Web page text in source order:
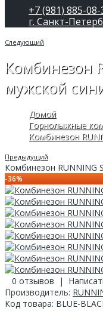
+7 (981) 885-08-
г. Санкт-
Следующий
Комбинезон
мужской
Домой
Горнолыжные
Комбинезон
Предыдущий
Комбинезон RUNNING
-36%
0 отзывов |
Производитель:
Код товара: BLUE-